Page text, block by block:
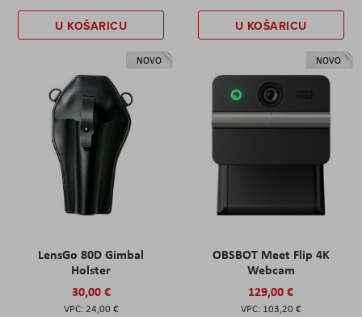
U KOŠARICU U KOŠARICU
NOVO
LensGo 80D Gimbal
Holster
30,00 €
24,00 €
NOVO
OBSBOT Meet Flip 4K
Webcam
129,00 €
103,20 €